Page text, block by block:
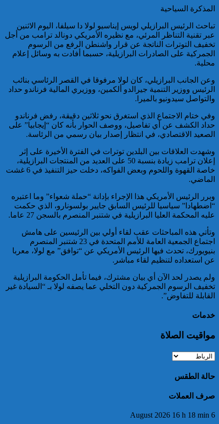
تقديم 17 موقوفا على أنظار النيابة
العامة لدى محكمة الاستئناف
بالقنيطرة على إثر الأحداث التي
عرفتها منطقة سيدي الطيبي
موظف أمن يتقدم بشكاية لدى
الوكيل العام للملك بمحكمة
الاستئناف بالدار البيضاء على
خلفية ادعاءات وهمية وجرائم
مزعومة نسبها له حساب على
شبكات التواصل الاجتماعي
خبير: “البيعة الإلكترونية” تكشف
تحول الإرهاب الرقمي بعد تفكيك
خلية داعشية بتطوان
بلدية إسطنبول على ذمة التحقيق
كاريكاتير
كاريكاتير
المذكرة السياحية
تباحث الرئيس البرازيلي لويس إيناسيو لولا دا سيلفا، اليوم الاثنين
عبر تقنية التناظر المرئي، مع نظيره الأمريكي دونالد ترامب من أجل
تخفيف التوترات الناتجة عن قرار واشنطن الرفع من الرسوم
الجمركية على الصادرات البرازيلية، حسبما أفادت به وسائل إعلام
محلية.
وعن الجانب البرازيلي، كان لولا مرفوقا في القصر الرئاسي بنائب
الرئيس ووزير التنمية جيرالدو ألكمين، ووزيري المالية فرناندو حداد
والتواصل سيدونيو بالميرا.
وفي ختام الاجتماع الذي استغرق نحو ثلاثين دقيقة، رفض فرناندو
حداد الكشف عن أي تفاصيل، ووصف الحوار بأنه كان “إيجابيا” على
الصعيد الاقتصادي، في انتظار إصدار بيان رسمي من الرئاسة.
وشهدت العلاقات بين البلدين توترات في الفترة الأخيرة على إثر
إعلان ترامب زيادة بنسبة 50 على العديد من المنتجات البرازيلية،
خاصة القهوة واللحوم وبعض الفواكه، دخلت حيز التنفيذ في 6 غشت
الماضي.
وبرر الرئيس الأمريكي هذا الإجراء بإدانة “حملة شعواء” وما اعتبره
“اضطهادا” سياسيا للرئيس السابق جايير بولسونارو، الذي حكمت
عليه المحكمة العليا البرازيلية في شتنبر المنصرم بالسجن 27 عاما.
وتأتي هذه المباحثات عقب لقاء أولي بين الرئيسين على هامش
اجتماع الجمعية العامة للأمم المتحدة في 23 شتنبر المنصرم
بنيويورك، تحدث فيها الرئيس الأمريكي عن “توافق” مع لولا، معربا
عن استعداده لتنظيم لقاء مباشر.
ولم يصدر لحد الآن أي بيان مشترك، فيما تأمل الحكومة البرازيلية
تخفيف الرسوم الجمركية دون التخلي عما يصفه لولا بـ “السيادة غير
القابلة للتفاوض”.
خدمات
مواقيت الصلاة
حالة الطقس
صرف العملات
6 August 2026 16 h 18 min